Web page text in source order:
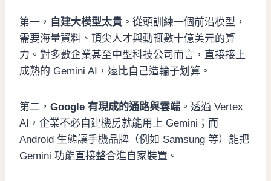
第一， 自建大模型太貴 。從頭訓練一個前沿模型，
需要海量資料、頂尖人才與動輒數十億美元的算
力。對多數企業甚至中型科技公司而言，直接接上
成熟的 Gemini AI，遠比自己造輪子划算。
第二， Google 有現成的通路與雲端 。透過 Vertex
AI，企業不必自建機房就能用上 Gemini；而
Android 生態讓手機品牌（例如 Samsung 等）能把
Gemini 功能直接整合進自家裝置。